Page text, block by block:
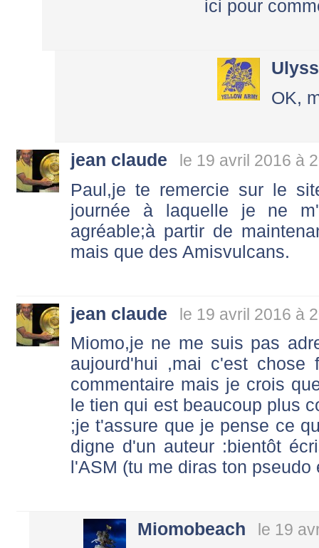
ici pour
OK,
jean claude le 19 avril 2016 à
Paul,je te remercie sur le
journée à laquelle je ne
agréable;à partir de
mais que des Amisvulcans.
jean claude le 19 avril 2016 à
Miomo,je ne me suis pas
aujourd'hui ,mai c'est
commentaire mais je crois
le tien qui est beaucoup plus
;je t'assure que je pense ce
digne d'un auteur :bientôt
l'ASM (tu me diras ton pseudo
Miomobeach le 19